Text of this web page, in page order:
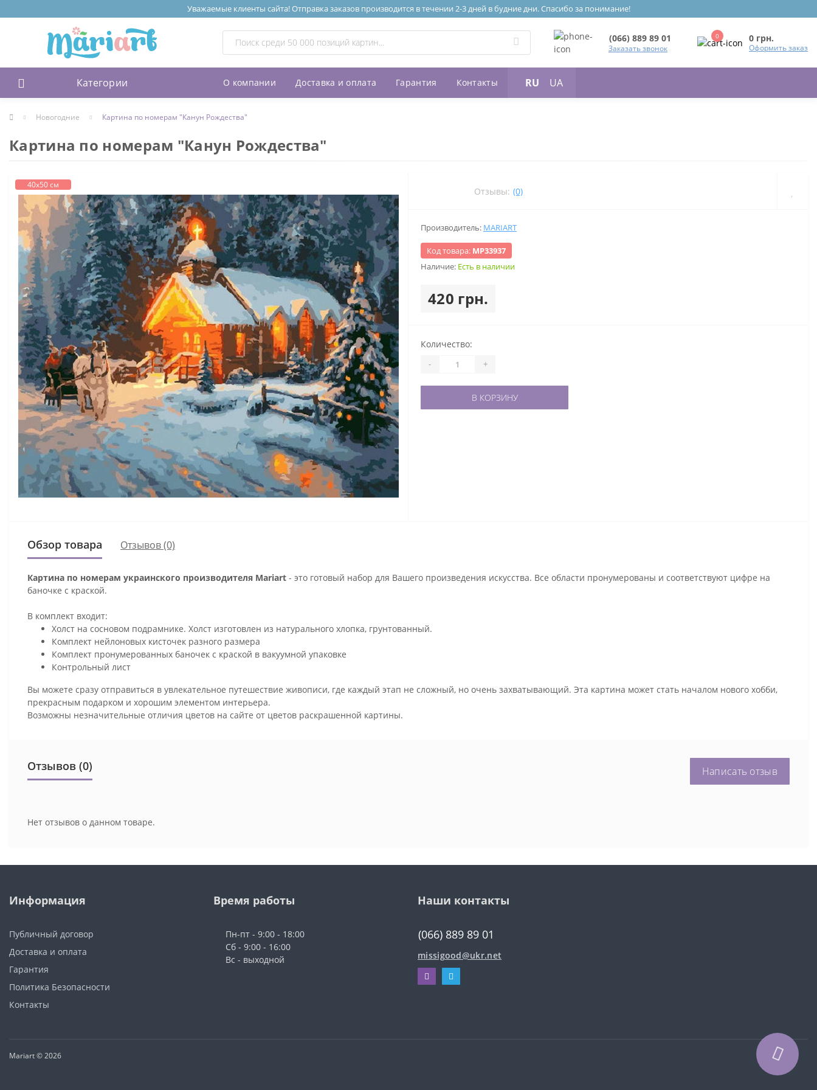
Уважаемые клиенты сайта! Отправка заказов производится в течении 2-3 дней в будние дни. Спасибо за понимание!
(066) 889 89 01
Заказать звонок
0 0 грн.
Оформить заказ
Категории О компании Доставка и оплата Гарантия Контакты RU UA
Новогодние Картина по номерам "Канун Рождества"
Картина по номерам "Канун Рождества"
40х50 см
Отзывы: (0)
Производитель: MARIART
Код товара: МР33937
Наличие: Есть в наличии
420 грн.
Количество:
- +
В КОРЗИНУ
Обзор товара Отзывов (0)
Картина по номерам украинского производителя Mariart - это готовый набор для Вашего произведения искусства. Все области пронумерованы и соответствуют цифре на
баночке с краской.
В комплект входит:
Холст на сосновом подрамнике. Холст изготовлен из натурального хлопка, грунтованный.
Комплект нейлоновых кисточек разного размера
Комплект пронумерованных баночек с краской в вакуумной упаковке
Контрольный лист
Вы можете сразу отправиться в увлекательное путешествие живописи, где каждый этап не сложный, но очень захватывающий. Эта картина может стать началом нового хобби,
прекрасным подарком и хорошим элементом интерьера.
Возможны незначительные отличия цветов на сайте от цветов раскрашенной картины.
Отзывов (0) Написать отзыв
Нет отзывов о данном товаре.
Информация
Публичный договор
Доставка и оплата
Гарантия
Политика Безопасности
Контакты
Время работы
Пн-пт - 9:00 - 18:00
Сб - 9:00 - 16:00
Вс - выходной
Наши контакты
(066) 889 89 01
missigood@ukr.net
Mariart © 2026